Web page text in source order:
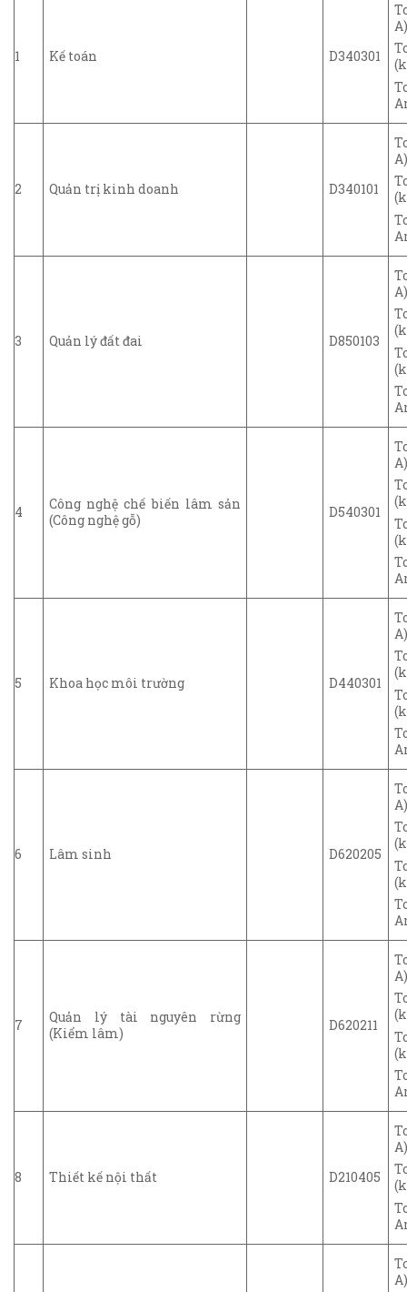
1 Kế toán D340301
2 Quản trị kinh doanh D340101
3 Quản lý đất đai D850103
4
Công nghệ chế biến lâm sản
(Công nghệ gỗ)
D540301
5 Khoa học môi trường D440301
6 Lâm sinh D620205
7
Quản lý tài nguyên rừng
(Kiểm lâm)
D620211
8 Thiết kế nội thất D210405